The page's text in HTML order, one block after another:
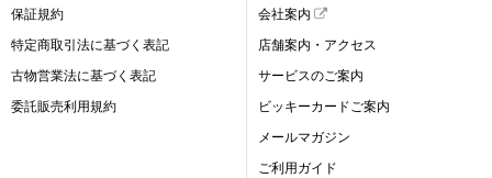
保証規約
特定商取引法に基づく表記
古物営業法に基づく表記
委託販売利用規約
会社案内
店舗案内・アクセス
サービスのご案内
ビッキーカードご案内
メールマガジン
ご利用ガイド